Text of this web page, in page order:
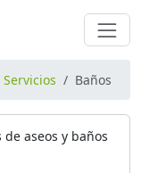
Baños
aseos y baños